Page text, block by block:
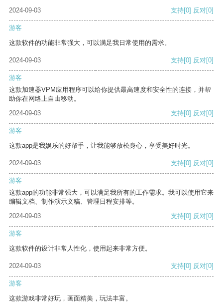
2024-09-03 支持[0] 反对[0]
游客
这款软件的功能非常强大，可以满足我日常使用的需求。
2024-09-03 支持[0] 反对[0]
游客
这款加速器VPM应用程序可以给你提供最高速度和安全性的连接，并帮
助你在网络上自由移动。
2024-09-03
支持[0] 反对[0]
游客
这款app是我娱乐的好帮手，让我能够放松身心，享受美好时光。
2024-09-03 支持[0] 反对[0]
游客
这款app的功能非常强大，可以满足我所有的工作需求。我可以使用它来
编辑文档、制作演示文稿、管理日程安排等。
2024-09-03
支持[0] 反对[0]
游客
这款软件的设计非常人性化，使用起来非常方便。
2024-09-03 支持[0] 反对[0]
游客
这款游戏非常好玩，画面精美，玩法丰富。